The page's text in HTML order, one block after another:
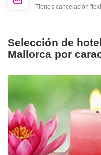
Tienes cancelación
Selección de
Mallorca por